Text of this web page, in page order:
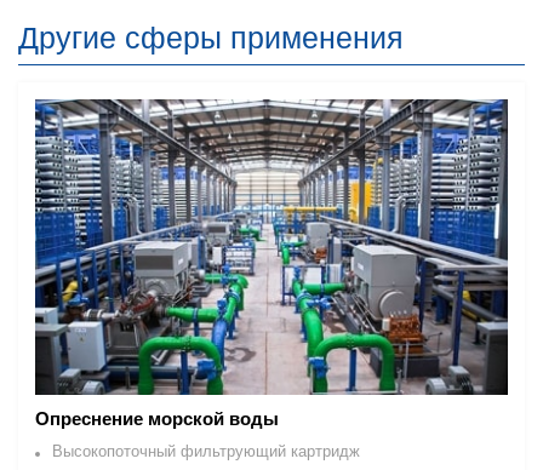
Другие сферы применения
Опреснение морской воды
Высокопоточный фильтрующий картридж